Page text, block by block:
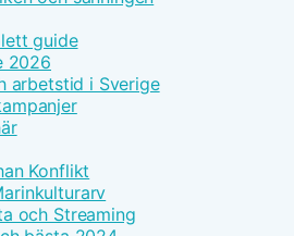
guide
2026
arbetstid i Sverige
Konflikt
och Streaming